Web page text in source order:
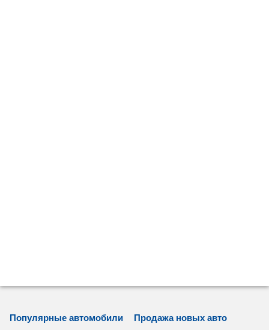
Популярные автомобили Продажа новых авто